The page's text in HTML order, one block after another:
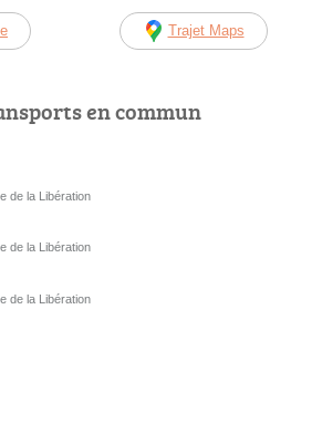
Trajet Maps
en commun
de la Libération
de la Libération
de la Libération